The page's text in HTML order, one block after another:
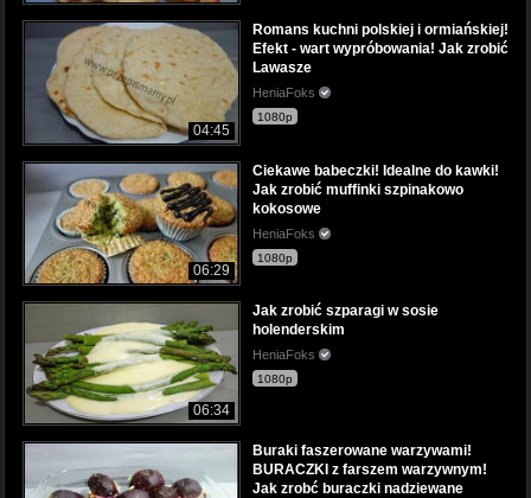
04:45
Romans kuchni polskiej i ormiańskiej!
Efekt - wart wypróbowania! Jak zrobić
Lawasze
HeniaFoks
1080p
06:29
Ciekawe babeczki! Idealne do kawki!
Jak zrobić muffinki szpinakowo
kokosowe
HeniaFoks
1080p
06:34
Jak zrobić szparagi w sosie
holenderskim
HeniaFoks
1080p
Buraki faszerowane warzywami!
BURACZKI z farszem warzywnym!
Jak zrobć buraczki nadziewane